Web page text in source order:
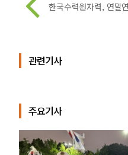
한국수력원자력, 연말
관련기사
주요기사